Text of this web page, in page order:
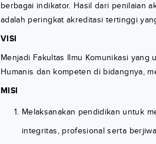
berbagai indikator. Hasil dari penilaian
adalah peringkat akreditasi tertinggi
VISI
Menjadi Fakultas Ilmu Komunikasi yang
Humanis dan kompeten di bidangnya,
MISI
Melaksanakan pendidikan untuk
integritas, profesional serta